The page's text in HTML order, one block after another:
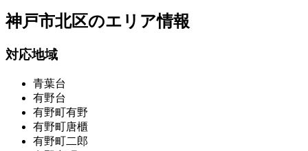
神戸市北区のエリア情報
対応地域
青葉台
有野台
有野町有野
有野町唐櫃
有野町二郎